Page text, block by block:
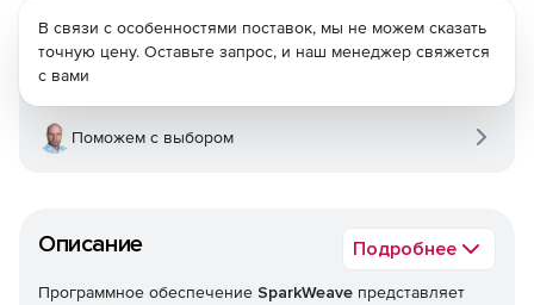
Описание Подробнее
Программное обеспечение SparkWeave представляет
В связи с особенностями поставок, мы не можем сказать
точную цену. Оставьте запрос, и наш менеджер свяжется
с вами
Поможем с выбором